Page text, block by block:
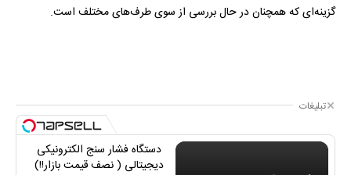
گزینه‌ای که همچنان در حال بررسی از سوی طرف‌های مختلف است.
تبلیغات
دستگاه فشار سنج الکترونیکی
دیجیتالی ( نصف قیمت بازار!!)